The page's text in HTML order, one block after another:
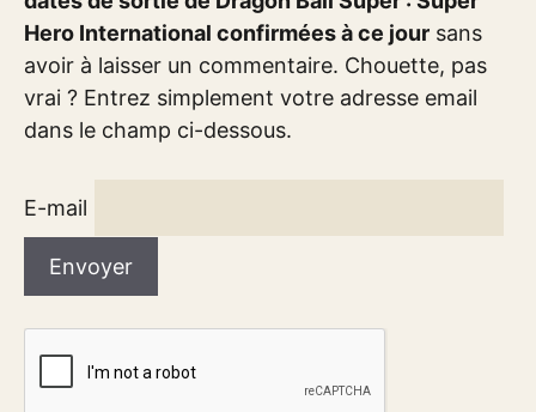
Hero International confirmées à ce jour sans
avoir à laisser un commentaire. Chouette, pas
vrai ? Entrez simplement votre adresse email
dans le champ ci-dessous.
E-mail